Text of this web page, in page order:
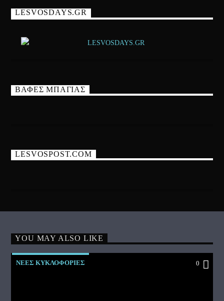
LESVOSDAYS.GR
ΒΑΦΕΣ ΜΠΑΓΙΑΣ
LESVOSPOST.COM
YOU MAY ALSO LIKE
ΝΕΕΣ ΚΥΚΛΟΦΟΡΙΕΣ 0